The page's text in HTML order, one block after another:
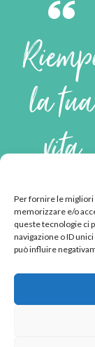
Per fornire le
memorizzare e/o
queste tecnologie ci
navigazione o ID
può influire
la tua
vita
di